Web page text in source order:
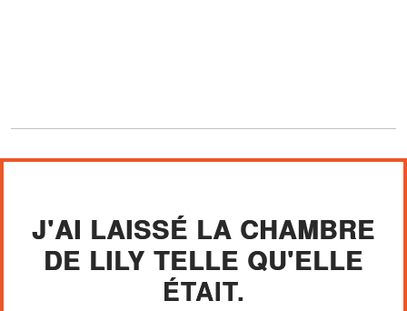
J'AI LAISSÉ LA CHAMBRE
DE LILY TELLE QU'ELLE
ÉTAIT.